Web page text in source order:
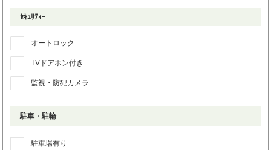
ｾｷｭﾘﾃｨｰ
オートロック
TVドアホン付き
監視・防犯カメラ
駐車・駐輪
駐車場有り